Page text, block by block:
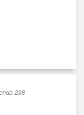
238